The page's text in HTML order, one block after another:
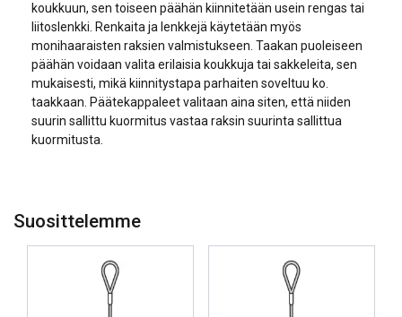
koukkuun, sen toiseen päähän kiinnitetään usein rengas tai
liitoslenkki. Renkaita ja lenkkejä käytetään myös
monihaaraisten raksien valmistukseen. Taakan puoleiseen
päähän voidaan valita erilaisia koukkuja tai sakkeleita, sen
mukaisesti, mikä kiinnitystapa parhaiten soveltuu ko.
taakkaan. Päätekappaleet valitaan aina siten, että niiden
suurin sallittu kuormitus vastaa raksin suurinta sallittua
kuormitusta.
Suosittelemme